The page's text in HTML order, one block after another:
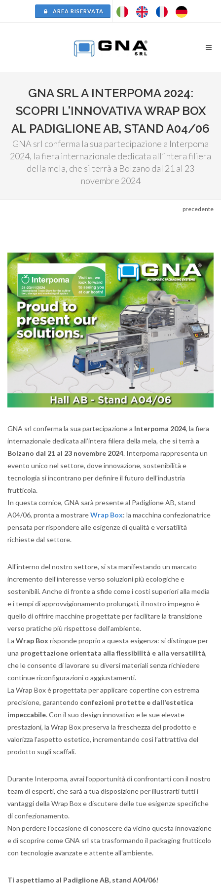
AREA RISERVATA
GNA SRL A INTERPOMA 2024:
SCOPRI L'INNOVATIVA WRAP BOX
AL PADIGLIONE AB, STAND A04/06
GNA srl conferma la sua partecipazione a Interpoma
2024, la fiera internazionale dedicata all’intera filiera
della mela, che si terrà a Bolzano dal 21 al 23
novembre 2024
precedente
GNA srl conferma la sua partecipazione a Interpoma 2024, la fiera
internazionale dedicata all’intera filiera della mela, che si terrà a
Bolzano dal 21 al 23 novembre 2024. Interpoma rappresenta un
evento unico nel settore, dove innovazione, sostenibilità e
tecnologia si incontrano per definire il futuro dell’industria
frutticola.
In questa cornice, GNA sarà presente al Padiglione AB, stand
A04/06, pronta a mostrareWrap Box: la macchina confezionatrice
pensata per rispondere alle esigenze di qualità e versatilità
richieste dal settore.
All'interno del nostro settore, si sta manifestando un marcato
incremento dell’interesse verso soluzioni più ecologiche e
sostenibili. Anche di fronte a sfide come i costi superiori alla media
e i tempi di approvvigionamento prolungati, il nostro impegno è
quello di offrire macchine progettate per facilitare la transizione
verso pratiche più rispettose dell’ambiente.
La Wrap Box risponde proprio a questa esigenza: si distingue per
una progettazione orientata alla flessibilità e alla versatilità,
che le consente di lavorare su diversi materiali senza richiedere
continue riconfigurazioni o aggiustamenti.
La Wrap Box è progettata per applicare copertine con estrema
precisione, garantendo confezioni protette e dall'estetica
impeccabile. Con il suo design innovativo e le sue elevate
prestazioni, la Wrap Box preserva la freschezza del prodotto e
valorizza l'aspetto estetico, incrementando così l’attrattiva del
prodotto sugli scaffali.
Durante Interpoma, avrai l’opportunità di confrontarti con il nostro
team di esperti, che sarà a tua disposizione per illustrarti tutti i
vantaggi della Wrap Box e discutere delle tue esigenze specifiche
di confezionamento.
Non perdere l’occasione di conoscere da vicino questa innovazione
e di scoprire come GNA srl sta trasformando il packaging frutticolo
con tecnologie avanzate e attente all'ambiente.
Ti aspettiamo al Padiglione AB, stand A04/06!